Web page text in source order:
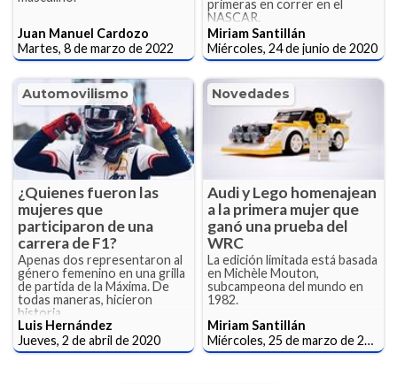
Juan Manuel Cardozo
Martes, 8 de marzo de 2022
primeras en correr en el
NASCAR.
Miriam Santillán
Miércoles, 24 de junio de 2020
Automovilismo
¿Quienes fueron las
mujeres que
participaron de una
carrera de F1?
Apenas dos representaron al
género femenino en una grilla
de partida de la Máxima. De
todas maneras, hicieron
historia.
Luis Hernández
Jueves, 2 de abril de 2020
Novedades
Audi y Lego homenajean
a la primera mujer que
ganó una prueba del
WRC
La edición limitada está basada
en Michèle Mouton,
subcampeona del mundo en
1982.
Miriam Santillán
Miércoles, 25 de marzo de 2020